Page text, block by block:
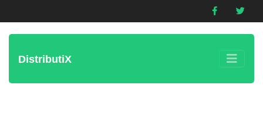
DistributiX